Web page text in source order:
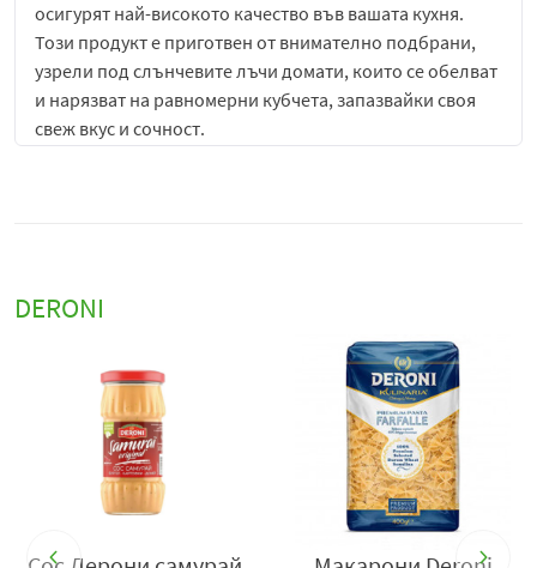
осигурят най-високото качество във вашата кухня.
Този продукт е приготвен от внимателно подбрани,
узрели под слънчевите лъчи домати, които се обелват
и нарязват на равномерни кубчета, запазвайки своя
свеж вкус и сочност.
готвене, без компромис в качеството и вкуса.
Идеални за разнообразни рецепти
Благодарение на своята универсалност,белените
домати на кубчета Deroni
могат да бъдат използвани
в широка гама от рецепти. Те са основна съставка за
много традиционни и модерни ястия, като:
– Перфектни за основа
на доматени сосове за паста, пица или лазаня.
DERONI